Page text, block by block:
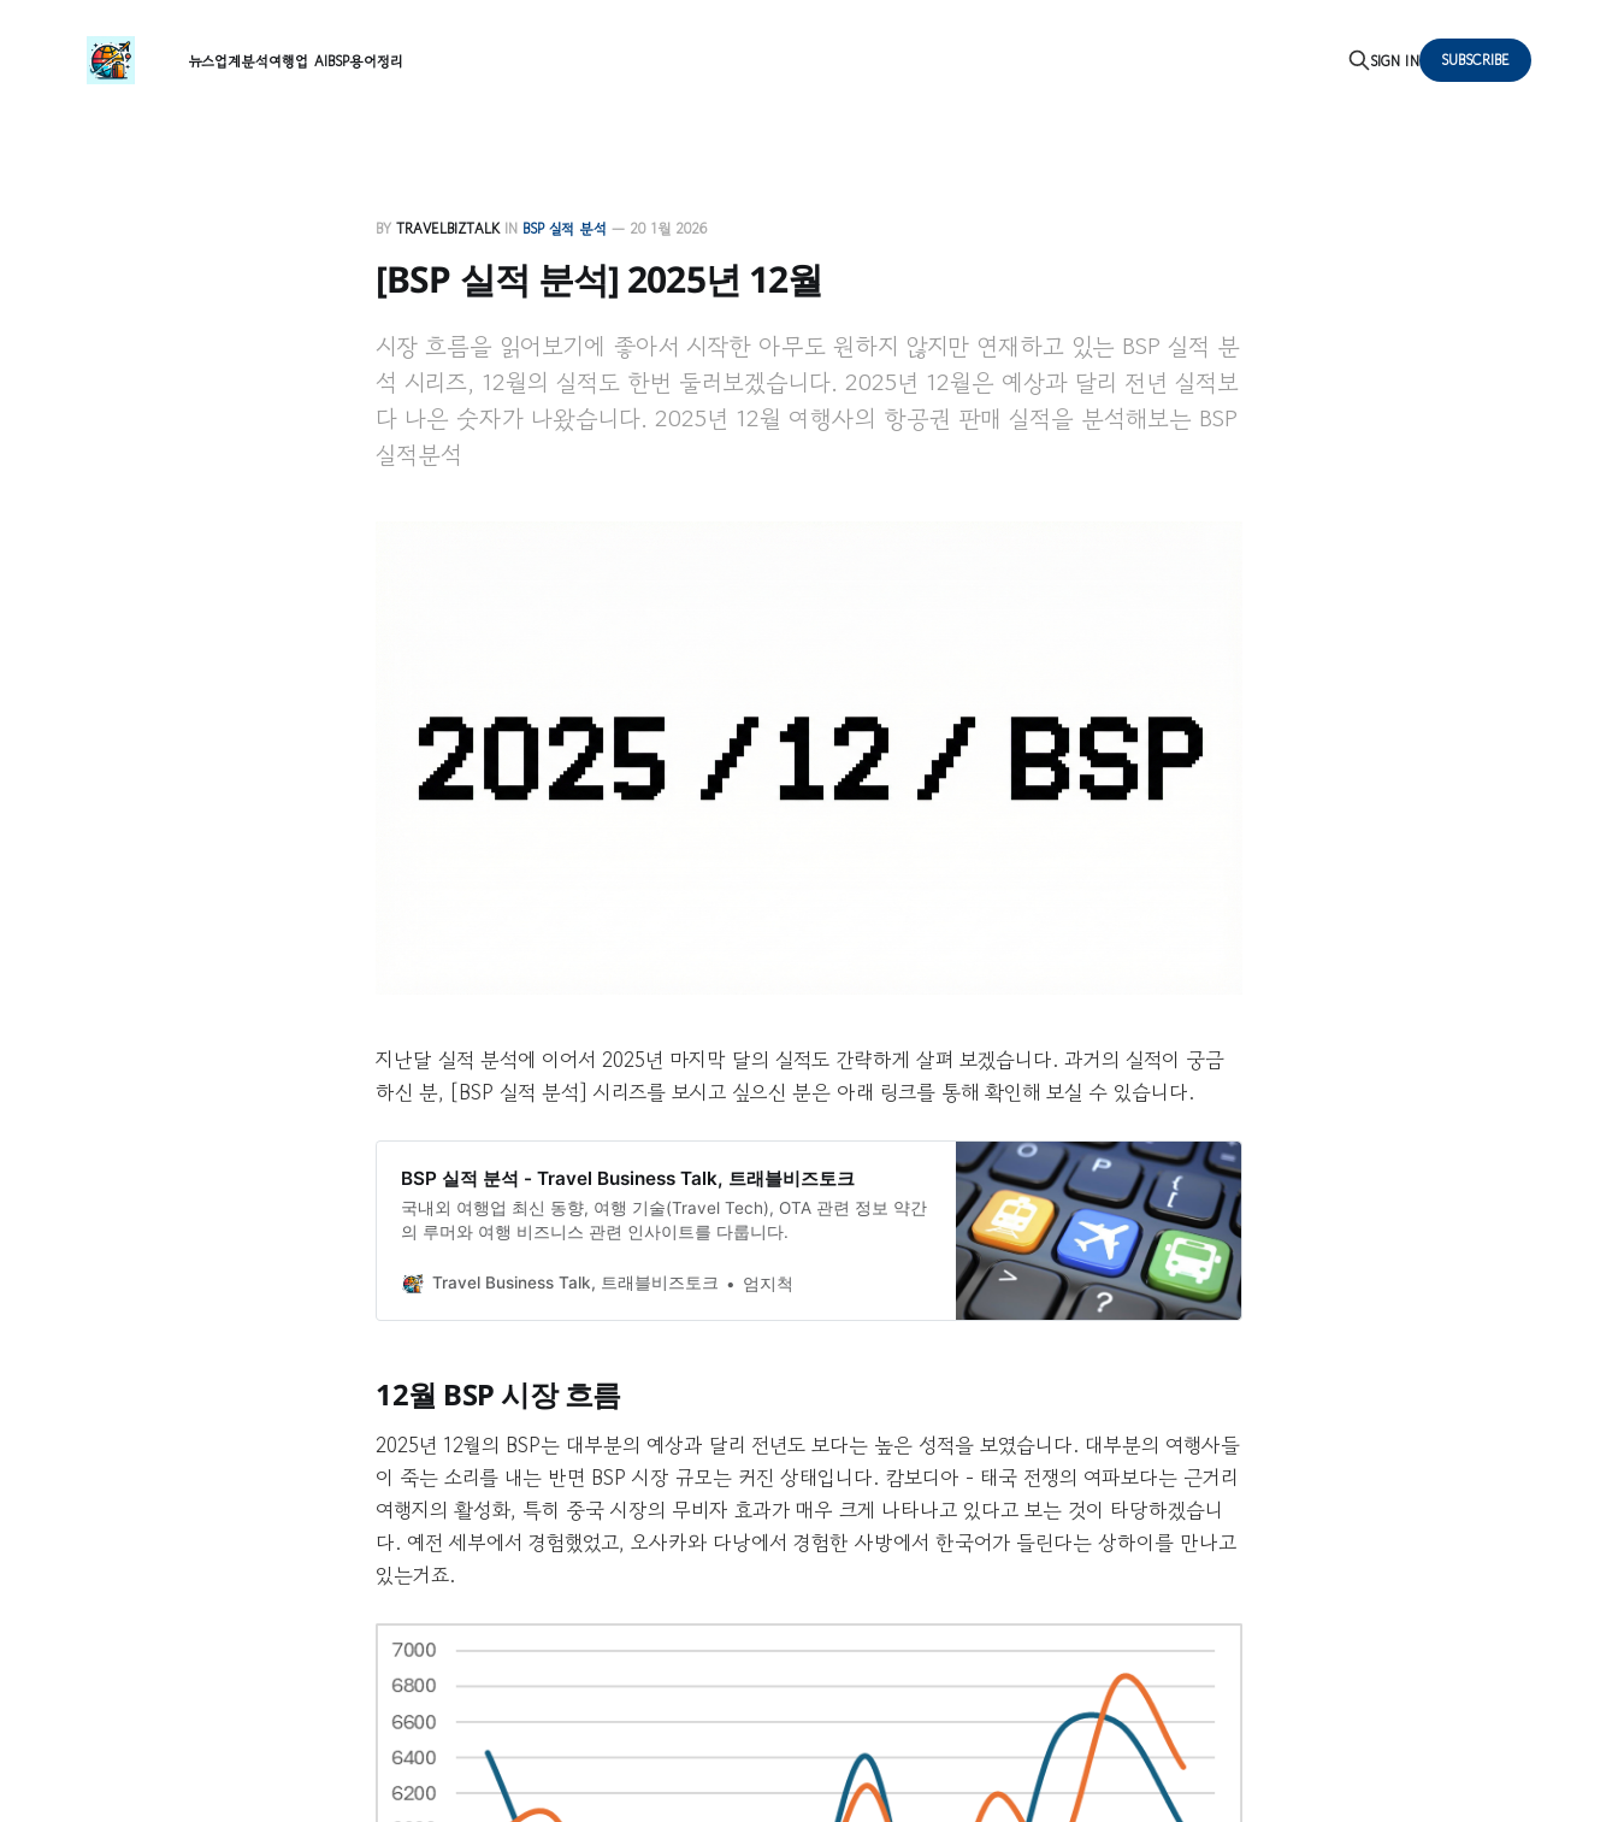
뉴스업계분석여행업 AIBSP용어정리 SIGN IN SUBSCRIBE
BY TRAVELBIZTALKIN BSP 실적 분석 — 20 1월 2026
[BSP 실적 분석] 2025년 12월
시장 흐름을 읽어보기에 좋아서 시작한 아무도 원하지 않지만 연재하고 있는 BSP 실적 분
석 시리즈, 12월의 실적도 한번 둘러보겠습니다. 2025년 12월은 예상과 달리 전년 실적보
다 나은 숫자가 나왔습니다. 2025년 12월 여행사의 항공권 판매 실적을 분석해보는 BSP
실적분석
지난달 실적 분석에 이어서 2025년 마지막 달의 실적도 간략하게 살펴 보겠습니다. 과거의 실적이 궁금
하신 분, [BSP 실적 분석] 시리즈를 보시고 싶으신 분은 아래 링크를 통해 확인해 보실 수 있습니다.
BSP 실적 분석 - Travel Business Talk, 트래블비즈토크
국내외 여행업 최신 동향, 여행 기술(Travel Tech), OTA 관련 정보 약간
의 루머와 여행 비즈니스 관련 인사이트를 다룹니다.
Travel Business Talk, 트래블비즈토크 엄지척
12월 BSP 시장 흐름
2025년 12월의 BSP는 대부분의 예상과 달리 전년도 보다는 높은 성적을 보였습니다. 대부분의 여행사들
이 죽는 소리를 내는 반면 BSP 시장 규모는 커진 상태입니다. 캄보디아 - 태국 전쟁의 여파보다는 근거리
여행지의 활성화, 특히 중국 시장의 무비자 효과가 매우 크게 나타나고 있다고 보는 것이 타당하겠습니
다. 예전 세부에서 경험했었고, 오사카와 다낭에서 경험한 사방에서 한국어가 들린다는 상하이를 만나고
있는거죠.